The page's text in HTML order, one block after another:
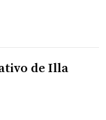
de Illa